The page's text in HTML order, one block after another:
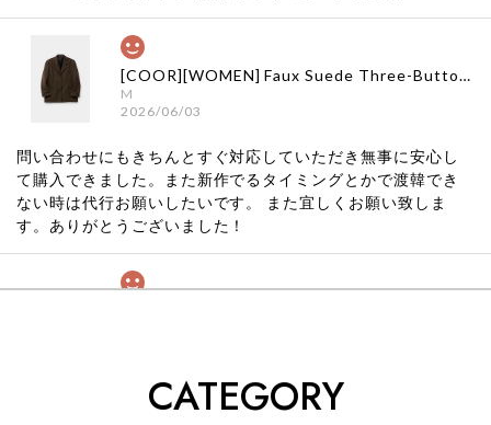
[COOR][WOMEN] Faux Suede Three-Button Blazer (Dark Brown) 正規品 韓国ブランド 韓国通販 韓国代行 韓国ファッション クール クーア クアー 日本 店舗
M
2026/06/03
問い合わせにもきちんとすぐ対応していただき無事に安心し
て購入できました。また新作でるタイミングとかで渡韓でき
ない時は代行お願いしたいです。 また宜しくお願い致しま
す。ありがとうございました！
くっそかわいいし、ショップの問い合わせも返事がはやくて
CATEGORY